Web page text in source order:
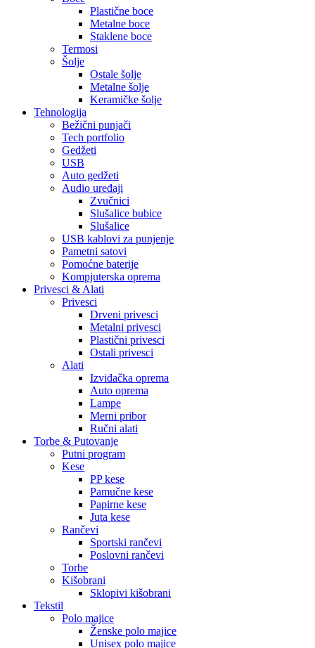
Plastične boce
Metalne boce
Staklene boce
Termosi
Šolje
Ostale šolje
Metalne šolje
Keramičke šolje
Tehnologija
Bežični punjači
Tech portfolio
Gedžeti
USB
Auto gedžeti
Audio uređaji
Zvučnici
Slušalice bubice
Slušalice
USB kablovi za punjenje
Pametni satovi
Pomoćne baterije
Kompjuterska oprema
Privesci & Alati
Privesci
Drveni privesci
Metalni privesci
Plastični privesci
Ostali privesci
Alati
Izviđačka oprema
Auto oprema
Lampe
Merni pribor
Ručni alati
Torbe & Putovanje
Putni program
Kese
PP kese
Pamučne kese
Papirne kese
Juta kese
Rančevi
Sportski rančevi
Poslovni rančevi
Torbe
Kišobrani
Sklopivi kišobrani
Tekstil
Polo majice
Ženske polo majice
Unisex polo majice